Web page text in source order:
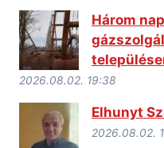
Három
2026.08.02. 19:38
Elhunyt
2026.08.02.